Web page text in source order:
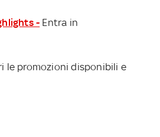
- Entra in
le promozioni disponibili e